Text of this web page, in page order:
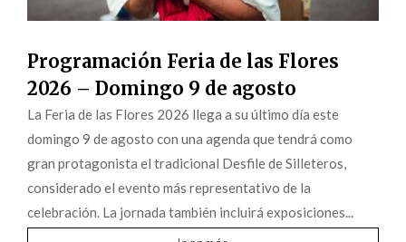
Programación Feria de las Flores
2026 – Domingo 9 de agosto
La Feria de las Flores 2026 llega a su último día este
domingo 9 de agosto con una agenda que tendrá como
gran protagonista el tradicional Desfile de Silleteros,
considerado el evento más representativo de la
celebración. La jornada también incluirá exposiciones...